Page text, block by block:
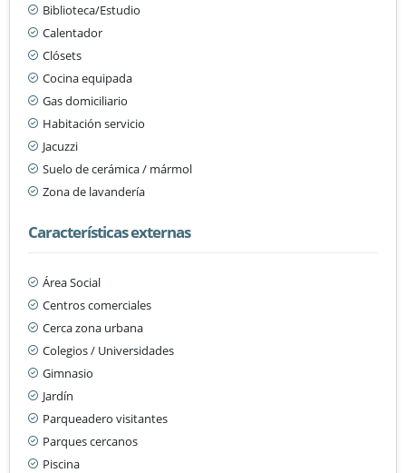
Biblioteca/Estudio
Calentador
Clósets
Cocina equipada
Gas domiciliario
Habitación servicio
Jacuzzi
Suelo de cerámica / mármol
Zona de lavandería
Características externas
Área Social
Centros comerciales
Cerca zona urbana
Colegios / Universidades
Gimnasio
Jardín
Parqueadero visitantes
Parques cercanos
Piscina